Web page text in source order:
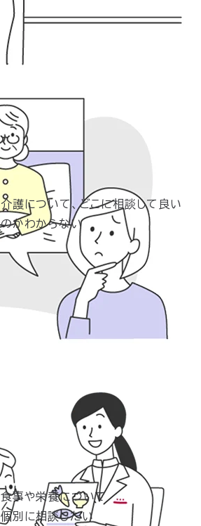
介護について、どこに相談 して良い
のかわからない
食事や栄養について
個別に相談したい